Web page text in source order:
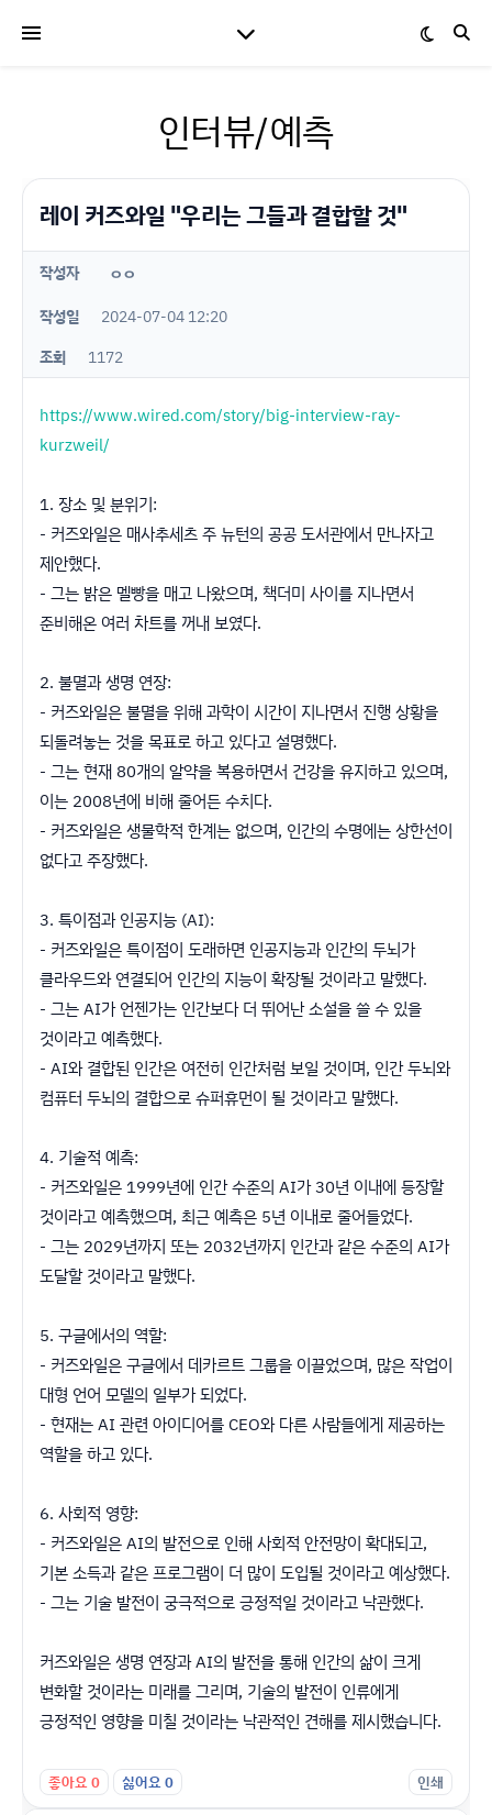
인터뷰/예측
레이 커즈와일 "우리는 그들과 결합할 것"
작성자 ㅇㅇ
작성일
2024-07-04 12:20
조회
1172
https://www.wired.com/story/big-interview-ray-
kurzweil/
1. 장소 및 분위기:
- 커즈와일은 매사추세츠 주 뉴턴의 공공 도서관에서 만나자고
제안했다.
- 그는 밝은 멜빵을 매고 나왔으며, 책더미 사이를 지나면서
준비해온 여러 차트를 꺼내 보였다.
2. 불멸과 생명 연장:
- 커즈와일은 불멸을 위해 과학이 시간이 지나면서 진행 상황을
되돌려놓는 것을 목표로 하고 있다고 설명했다.
- 그는 현재 80개의 알약을 복용하면서 건강을 유지하고 있으며,
이는 2008년에 비해 줄어든 수치다.
- 커즈와일은 생물학적 한계는 없으며, 인간의 수명에는 상한선이
없다고 주장했다.
3. 특이점과 인공지능 (AI):
- 커즈와일은 특이점이 도래하면 인공지능과 인간의 두뇌가
클라우드와 연결되어 인간의 지능이 확장될 것이라고 말했다.
- 그는 AI가 언젠가는 인간보다 더 뛰어난 소설을 쓸 수 있을
것이라고 예측했다.
- AI와 결합된 인간은 여전히 인간처럼 보일 것이며, 인간 두뇌와
컴퓨터 두뇌의 결합으로 슈퍼휴먼이 될 것이라고 말했다.
4. 기술적 예측:
- 커즈와일은 1999년에 인간 수준의 AI가 30년 이내에 등장할
것이라고 예측했으며, 최근 예측은 5년 이내로 줄어들었다.
- 그는 2029년까지 또는 2032년까지 인간과 같은 수준의 AI가
도달할 것이라고 말했다.
5. 구글에서의 역할:
- 커즈와일은 구글에서 데카르트 그룹을 이끌었으며, 많은 작업이
대형 언어 모델의 일부가 되었다.
- 현재는 AI 관련 아이디어를 CEO와 다른 사람들에게 제공하는
역할을 하고 있다.
6. 사회적 영향:
- 커즈와일은 AI의 발전으로 인해 사회적 안전망이 확대되고,
기본 소득과 같은 프로그램이 더 많이 도입될 것이라고 예상했다.
- 그는 기술 발전이 궁극적으로 긍정적일 것이라고 낙관했다.
커즈와일은 생명 연장과 AI의 발전을 통해 인간의 삶이 크게
변화할 것이라는 미래를 그리며, 기술의 발전이 인류에게
긍정적인 영향을 미칠 것이라는 낙관적인 견해를 제시했습니다.
좋아요0 싫어요0 인쇄